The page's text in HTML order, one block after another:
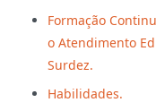
Formação
o Atendimento
Surdez.
Habilidades.